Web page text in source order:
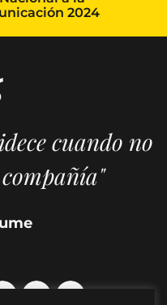
2024
cuando no